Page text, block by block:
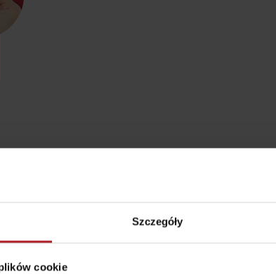
Szczegóły
cookie
miejscowość Liptovský
Ján